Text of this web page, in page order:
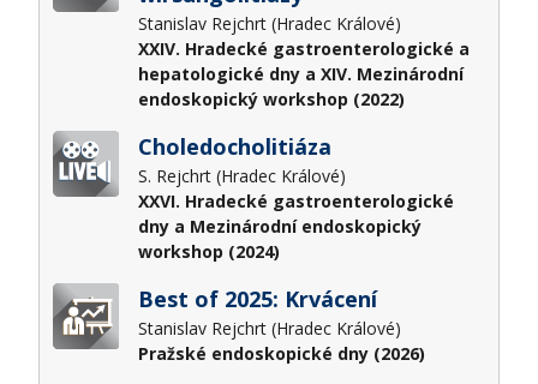
Stanislav Rejchrt (Hradec Králové)
XXIV. Hradecké gastroenterologické a
hepatologické dny a XIV. Mezinárodní
endoskopický workshop (2022)
Choledocholitiáza
S. Rejchrt (Hradec Králové)
XXVI. Hradecké gastroenterologické
dny a Mezinárodní endoskopický
workshop (2024)
Best of 2025: Krvácení
Stanislav Rejchrt (Hradec Králové)
Pražské endoskopické dny (2026)